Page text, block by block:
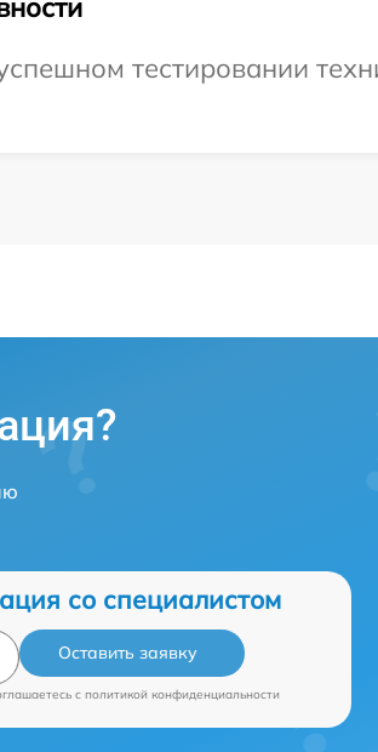
тестировании
со специалистом
Оставить заявку
c политикой конфиденциальности